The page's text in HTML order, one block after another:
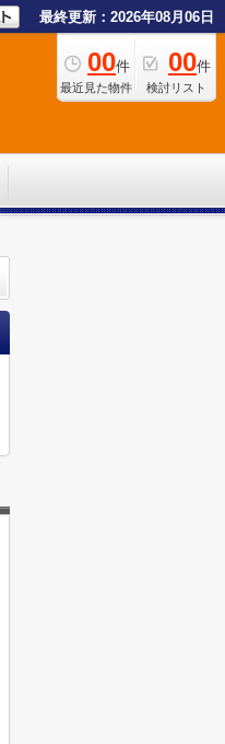
最終更新：2026年08月06日
00件
最近見た物件
00件
検討リスト